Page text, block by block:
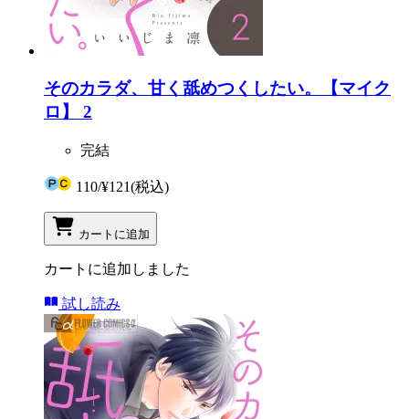
そのカラダ、甘く舐めつくしたい。【マイク
ロ】 2
完結
110/¥121(税込)
カートに追加
カートに追加しました
試し読み